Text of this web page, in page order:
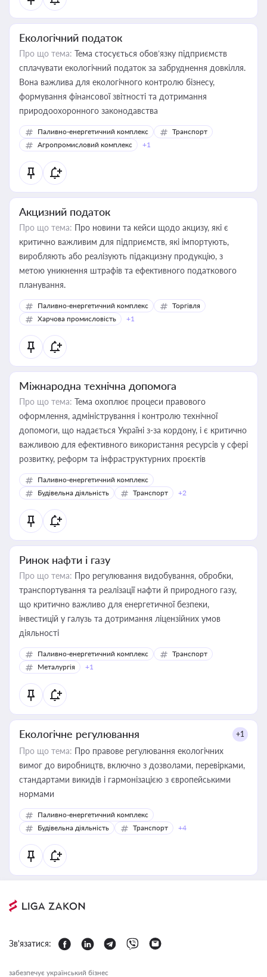
Екологічний податок
Про що тема: Тема стосується обов’язку підприємств
сплачувати екологічний податок за забруднення довкілля.
Вона важлива для екологічного контролю бізнесу,
формування фінансової звітності та дотримання
природоохоронного законодавства
Паливно-енергетичний комплекс
Транспорт
Агропромисловий комплекс
+1
Акцизний податок
Про що тема: Про новини та кейси щодо акцизу, які є
критично важливим для підприємств, які імпортують,
виробляють або реалізують підакцизну продукцію, з
метою уникнення штрафів та ефективного податкового
планування.
Паливно-енергетичний комплекс
Торгівля
Харчова промисловість
+1
Міжнародна технічна допомога
Про що тема: Тема охоплює процеси правового
оформлення, адміністрування і контролю технічної
допомоги, що надається Україні з-за кордону, і є критично
важливою для ефективного використання ресурсів у сфері
розвитку, реформ та інфраструктурних проєктів
Паливно-енергетичний комплекс
Будівельна діяльність
Транспорт +2
Ринок нафти і газу
Про що тема: Про регулювання видобування, обробки,
транспортування та реалізації нафти й природного газу,
що критично важливо для енергетичної безпеки,
інвестицій у галузь та дотримання ліцензійних умов
діяльності
Паливно-енергетичний комплекс
Транспорт
Металургія
+1
Екологічне регулювання +1
Про що тема: Про правове регулювання екологічних
вимог до виробництв, включно з дозволами, перевірками,
стандартами викидів і гармонізацією з європейськими
нормами
Паливно-енергетичний комплекс
Будівельна діяльність
Транспорт +4
Зв'язатися:
забезпечує український бізнес